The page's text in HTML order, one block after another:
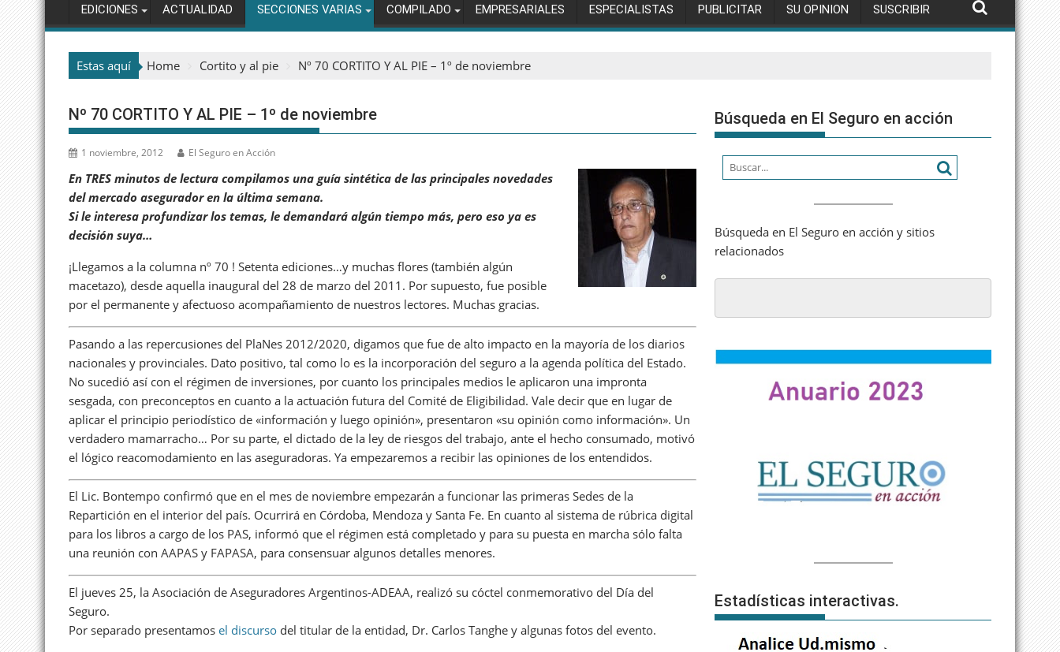
EDICIONES ACTUALIDAD SECCIONES VARIAS COMPILADO EMPRESARIALES ESPECIALISTAS PUBLICITAR SU OPINION SUSCRIBIR
Estas aquí Home Cortito y al pie Nº 70 CORTITO Y AL PIE – 1º de noviembre
Nº 70 CORTITO Y AL PIE – 1º de noviembre
1 noviembre, 2012 El Seguro en Acción
En TRES minutos de lectura compilamos una guía sintética de las principales novedades
del mercado asegurador en la última semana.
Si le interesa profundizar los temas, le demandará algún tiempo más, pero eso ya es
decisión suya…
¡Llegamos a la columna nº 70 ! Setenta ediciones…y muchas flores (también algún
macetazo), desde aquella inaugural del 28 de marzo del 2011. Por supuesto, fue posible
por el permanente y afectuoso acompañamiento de nuestros lectores. Muchas gracias.
Pasando a las repercusiones del PlaNes 2012/2020, digamos que fue de alto impacto en la mayoría de los diarios
nacionales y provinciales. Dato positivo, tal como lo es la incorporación del seguro a la agenda política del Estado.
No sucedió así con el régimen de inversiones, por cuanto los principales medios le aplicaron una impronta
sesgada, con preconceptos en cuanto a la actuación futura del Comité de Eligibilidad. Vale decir que en lugar de
aplicar el principio periodístico de «información y luego opinión», presentaron «su opinión como información». Un
verdadero mamarracho… Por su parte, el dictado de la ley de riesgos del trabajo, ante el hecho consumado, motivó
el lógico reacomodamiento en las aseguradoras. Ya empezaremos a recibir las opiniones de los entendidos.
El Lic. Bontempo confirmó que en el mes de noviembre empezarán a funcionar las primeras Sedes de la
Repartición en el interior del país. Ocurrirá en Córdoba, Mendoza y Santa Fe. En cuanto al sistema de rúbrica digital
para los libros a cargo de los PAS, informó que el régimen está completado y para su puesta en marcha sólo falta
una reunión con AAPAS y FAPASA, para consensuar algunos detalles menores.
El jueves 25, la Asociación de Aseguradores Argentinos-ADEAA, realizó su cóctel conmemorativo del Día del
Seguro.
Por separado presentamos el discurso del titular de la entidad, Dr. Carlos Tanghe y algunas fotos del evento.
Búsqueda en El Seguro en acción
Búsqueda en El Seguro en acción y sitios
relacionados
Estadísticas interactivas.